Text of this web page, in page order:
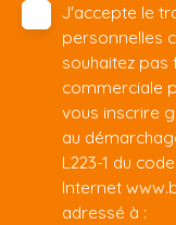
J'accepte le
personnelles
souhaitez
commerciale
vous inscrire
au
L223-1 du
Internet
adressé à :